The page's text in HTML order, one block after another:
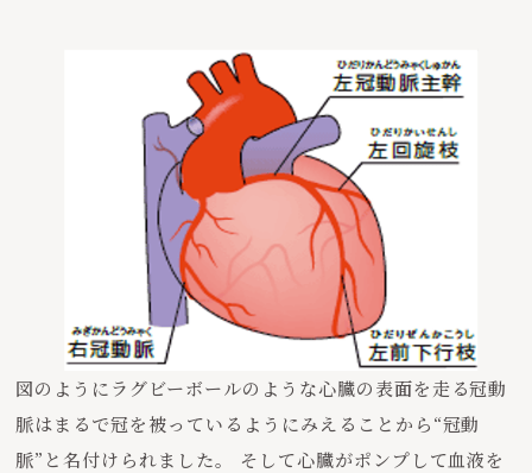
図のようにラグビーボールのような心臓の表面を走る冠動
脈はまるで冠を被っているようにみえることから“冠動
脈”と名付けられました。 そして心臓がポンプして血液を